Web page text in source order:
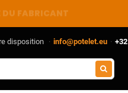
DU FABRICANT
disposition · info@potelet.eu ·